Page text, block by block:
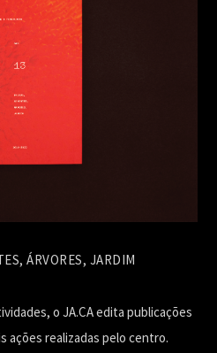
ÁRVORES, JARDIM
o JA.CA edita publicações
ações realizadas pelo centro.